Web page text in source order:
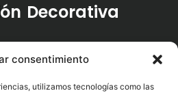
consentimiento
utilizamos tecnologías como las
Decorativa